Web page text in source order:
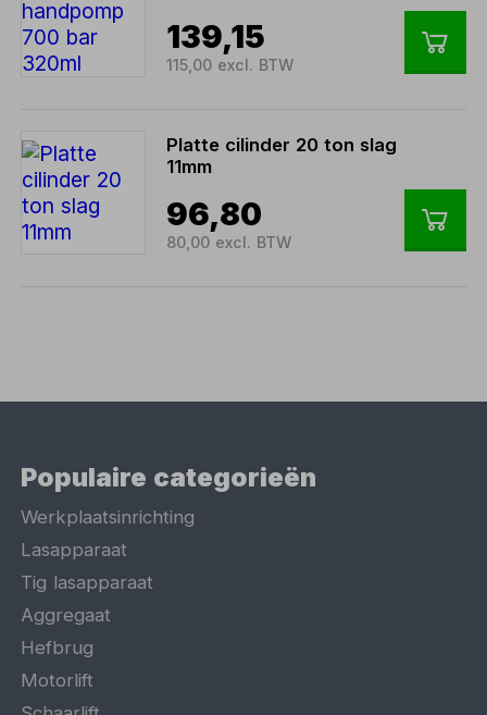
139,15
115,00 excl. BTW
Platte cilinder 20 ton slag
11mm
96,80
80,00 excl. BTW
Populaire categorieën
Werkplaatsinrichting
Lasapparaat
Tig lasapparaat
Aggregaat
Hefbrug
Motorlift